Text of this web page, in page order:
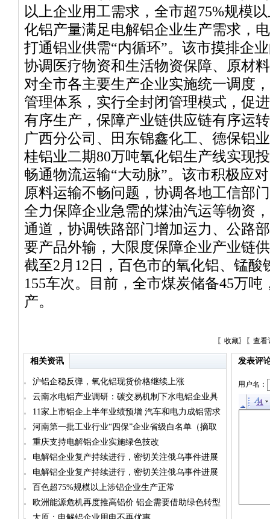
以上企业用工需求，全市超75%规模
化铝产量满足电解铝企业生产需求，
打通铝业供需“内循环”。该市摸排企
协调医疗物资和生活物资保障、原材
对全市各主要生产企业实施统一调度
管理体系，实行全封闭管理模式，促
有序生产，保障产业链供应链有序运
广西分公司、田东锦鑫化工、德保铝
桂铝业二期80万吨氧化铝生产线实现
畅通物流运输“大动脉”。该市积极应
原料运输不畅问题，协调各地工信部
全力保障企业急需的煤油汽运等物资
通道，协调铁路部门增加运力、公路
要产品外输，大限度保障企业产业链
截至2月12日，百色市的氧化铝、锰
155车次。目前，全市煤炭储备45万吨
产。
〖 收藏〗〖 查看
相关资讯
沪铝企稳反弹，氧化铝现货价格继续上涨
云南水电铝产业调研：碳交易机制下水电铝企业具
备长期优势
11家上市铝企上半年业绩预增 汽车和电力成铝需求
两大增量“担当”
河南第一批工业行业“四保”企业省级白名单（摘取
铝企业）
重庆支持电解铝企业实施绿色技改
电解铝企业复产持续进行，密切关注俄乌事件进展
电解铝企业复产持续进行，密切关注俄乌事件进展
百色超75%规模以上涉铝企业生产正常
欧洲能源危机再度推高铝价 铝企需要借助绿色转型
抵御风险
发表评
用户名：